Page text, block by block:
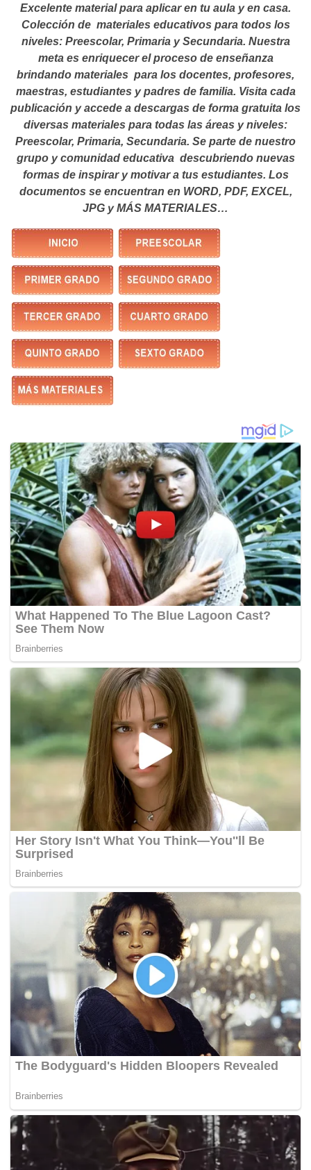
Excelente material para aplicar en tu aula y en casa.
Colección de materiales educativos para todos los
niveles: Preescolar, Primaria y Secundaria. Nuestra
meta es enriquecer el proceso de enseñanza
brindando materiales para los docentes, profesores,
maestras, estudiantes y padres de familia. Visita cada
publicación y accede a descargas de forma gratuita los
diversas materiales para todas las áreas y niveles:
Preescolar, Primaria, Secundaria. Se parte de nuestro
grupo y comunidad educativa descubriendo nuevas
formas de inspirar y motivar a tus estudiantes. Los
documentos se encuentran en WORD, PDF, EXCEL,
JPG y MÁS MATERIALES…